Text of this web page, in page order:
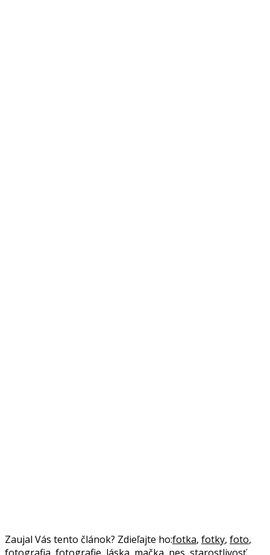
Zaujal Vás tento článok? Zdieľajte ho:fotka, fotky, foto,